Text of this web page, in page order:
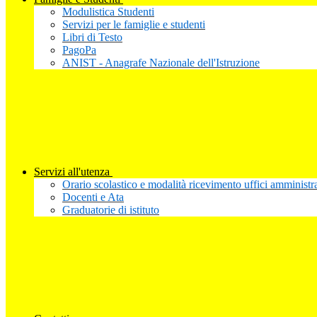
Modulistica Studenti
Servizi per le famiglie e studenti
Libri di Testo
PagoPa
ANIST - Anagrafe Nazionale dell'Istruzione
Servizi all'utenza
Orario scolastico e modalità ricevimento uffici
Docenti e Ata
Graduatorie di istituto